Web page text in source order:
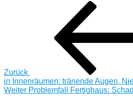
Beitragsnavigation
Zurück
in Innenräumen: tränende Augen,
Nächster
Weiter Problemfall Fertighaus: